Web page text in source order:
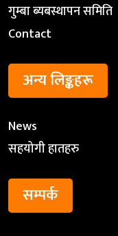
गुम्बा ब्यबस्थापन समिति
Contact
अन्य लिङ्कहरू
News
सहयोगी हातहरु
सम्पर्क